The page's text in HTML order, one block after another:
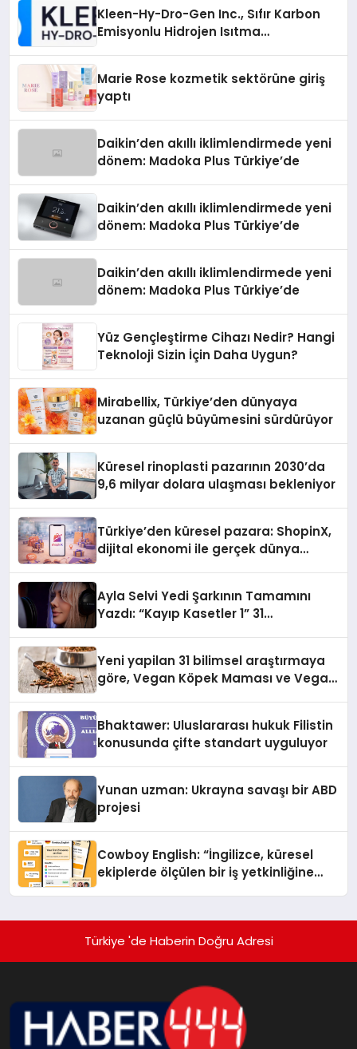
Kleen-Hy-Dro-Gen Inc., Sıfır Karbon
Emisyonlu Hidrojen Isıtma
Marie Rose kozmetik sektörüne giriş
yaptı
Daikin’den akıllı iklimlendirmede yeni
dönem: Madoka Plus Türkiye’de
Daikin’den akıllı iklimlendirmede yeni
dönem: Madoka Plus Türkiye’de
Daikin’den akıllı iklimlendirmede yeni
dönem: Madoka Plus Türkiye’de
Yüz Gençleştirme Cihazı Nedir? Hangi
Teknoloji Sizin İçin Daha Uygun?
Mirabellix, Türkiye’den dünyaya
uzanan güçlü büyümesini sürdürüyor
Küresel rinoplasti pazarının 2030’da
9,6 milyar dolara ulaşması bekleniyor
Türkiye’den küresel pazara: ShopinX,
dijital ekonomi ile gerçek dünya
Ayla Selvi Yedi Şarkının Tamamını
Yazdı: “Kayıp Kasetler 1” 31
Yeni yapilan 31 bilimsel araştırmaya
göre, Vegan Köpek Maması ve Vegan
Bhaktawer: Uluslararası hukuk Filistin
konusunda çifte standart uyguluyor
Yunan uzman: Ukrayna savaşı bir ABD
projesi
Cowboy English: “İngilizce, küresel
ekiplerde ölçülen bir iş yetkinliğine
Türkiye 'de Haberin Doğru Adresi